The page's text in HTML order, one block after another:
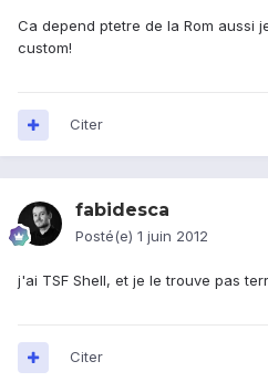
Ca depend ptetre de la Rom aussi
custom!
Citer
fabidesca
Posté(e) 1 juin 2012
j'ai TSF Shell, et je le trouve pas
Citer